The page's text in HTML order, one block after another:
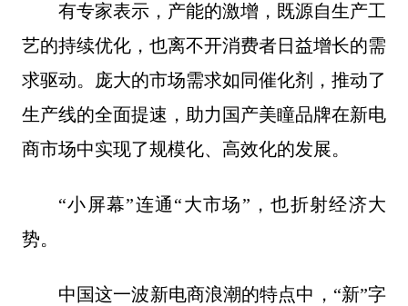
有专家表示，产能的激增，既源自生产工
艺的持续优化，也离不开消费者日益增长的需
求驱动。庞大的市场需求如同催化剂，推动了
生产线的全面提速，助力国产美瞳品牌在新电
商市场中实现了规模化、高效化的发展。
“小屏幕”连通“大市场”，也折射经济大
势。
中国这一波新电商浪潮的特点中，“新”字